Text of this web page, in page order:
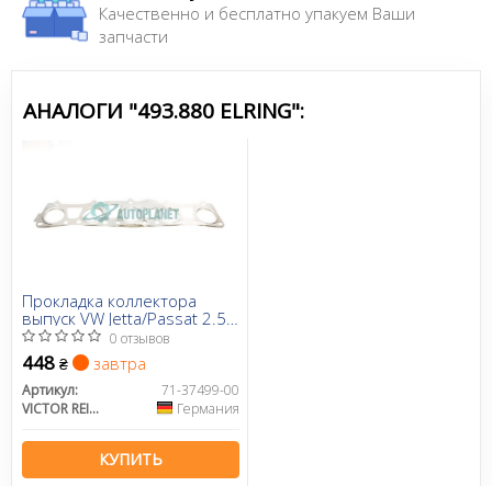
Все запчасти ELRING →
Качественно и бесплатно упакуем Ваши
запчасти
АНАЛОГИ "493.880 ELRING":
Прокладка коллектора
выпуск VW Jetta/Passat 2.5 i
06-
0 отзывов
448 ₴ завтра
Артикул:
71-37499-00
VICTOR REINZ
Германия
КУПИТЬ